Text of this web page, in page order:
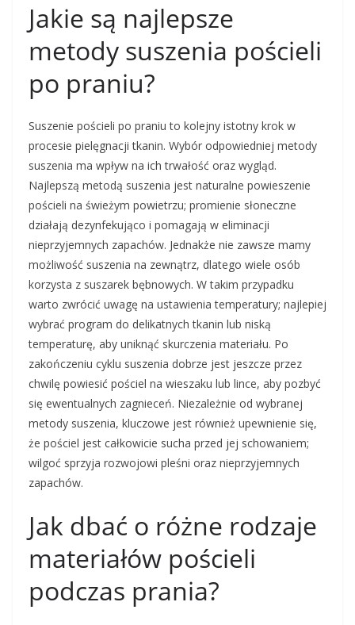
Jakie są najlepsze
metody suszenia pościeli
po praniu?
Suszenie pościeli po praniu to kolejny istotny krok w
procesie pielęgnacji tkanin. Wybór odpowiedniej metody
suszenia ma wpływ na ich trwałość oraz wygląd.
Najlepszą metodą suszenia jest naturalne powieszenie
pościeli na świeżym powietrzu; promienie słoneczne
działają dezynfekująco i pomagają w eliminacji
nieprzyjemnych zapachów. Jednakże nie zawsze mamy
możliwość suszenia na zewnątrz, dlatego wiele osób
korzysta z suszarek bębnowych. W takim przypadku
warto zwrócić uwagę na ustawienia temperatury; najlepiej
wybrać program do delikatnych tkanin lub niską
temperaturę, aby uniknąć skurczenia materiału. Po
zakończeniu cyklu suszenia dobrze jest jeszcze przez
chwilę powiesić pościel na wieszaku lub lince, aby pozbyć
się ewentualnych zagnieceń. Niezależnie od wybranej
metody suszenia, kluczowe jest również upewnienie się,
że pościel jest całkowicie sucha przed jej schowaniem;
wilgoć sprzyja rozwojowi pleśni oraz nieprzyjemnych
zapachów.
Jak dbać o różne rodzaje
materiałów pościeli
podczas prania?